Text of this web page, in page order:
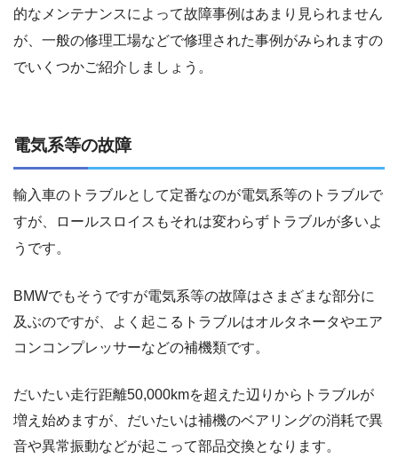
的なメンテナンスによって故障事例はあまり見られません
が、一般の修理工場などで修理された事例がみられますの
でいくつかご紹介しましょう。
電気系等の故障
輸入車のトラブルとして定番なのが電気系等のトラブルで
すが、ロールスロイスもそれは変わらずトラブルが多いよ
うです。
BMWでもそうですが電気系等の故障はさまざまな部分に
及ぶのですが、よく起こるトラブルはオルタネータやエア
コンコンプレッサーなどの補機類です。
だいたい走行距離50,000kmを超えた辺りからトラブルが
増え始めますが、だいたいは補機のベアリングの消耗で異
音や異常振動などが起こって部品交換となります。